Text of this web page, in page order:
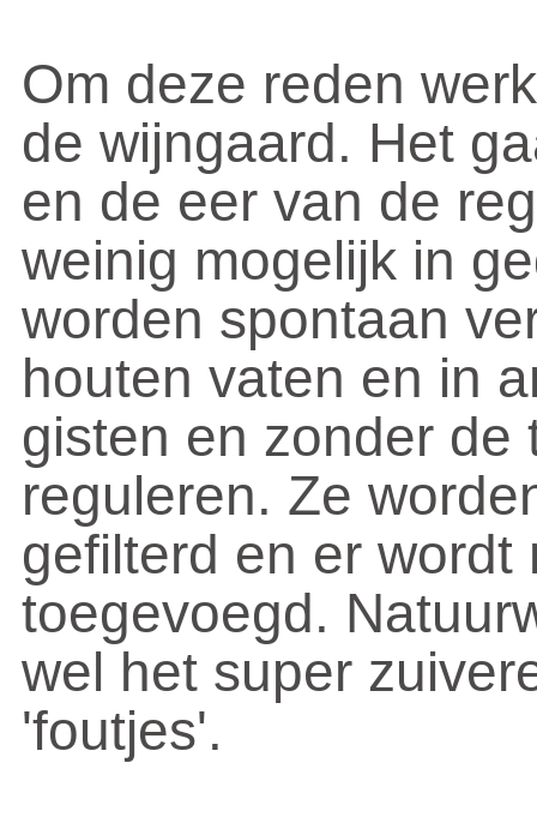
Om deze reden
de wijngaard. Het
en de eer van de
weinig mogelijk in
worden spontaan
houten vaten en in
gisten en zonder de
reguleren. Ze
gefilterd en er wordt
toegevoegd.
wel het super
'foutjes'.